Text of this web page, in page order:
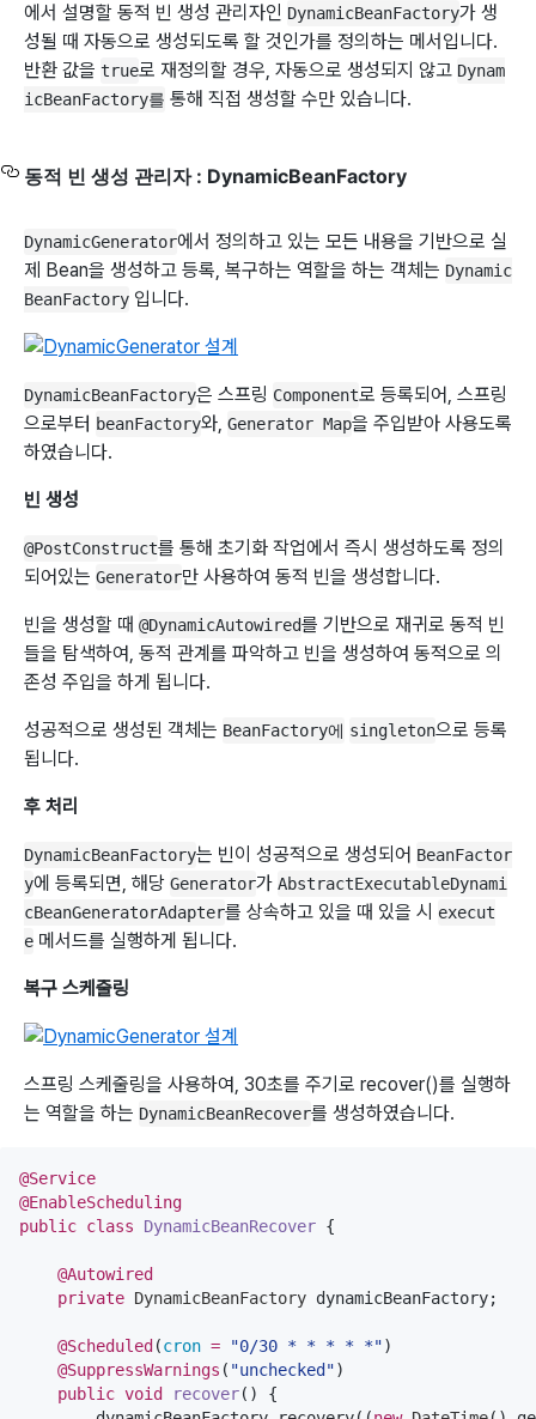
에서 설명할 동적 빈 생성 관리자인 DynamicBeanFactory가 생
성될 때 자동으로 생성되도록 할 것인가를 정의하는 메서입니다.
반환 값을 true로 재정의할 경우, 자동으로 생성되지 않고 Dynam
icBeanFactory를 통해 직접 생성할 수만 있습니다.
동적 빈 생성 관리자 : DynamicBeanFactory
DynamicGenerator에서 정의하고 있는 모든 내용을 기반으로 실
제 Bean을 생성하고 등록, 복구하는 역할을 하는 객체는 Dynamic
BeanFactory 입니다.
DynamicBeanFactory은 스프링 Component로 등록되어, 스프링
으로부터 beanFactory와, Generator Map을 주입받아 사용도록
하였습니다.
빈 생성
@PostConstruct를 통해 초기화 작업에서 즉시 생성하도록 정의
되어있는 Generator만 사용하여 동적 빈을 생성합니다.
빈을 생성할 때 @DynamicAutowired를 기반으로 재귀로 동적 빈
들을 탐색하여, 동적 관계를 파악하고 빈을 생성하여 동적으로 의
존성 주입을 하게 됩니다.
성공적으로 생성된 객체는 BeanFactory에 singleton으로 등록
됩니다.
후 처리
DynamicBeanFactory는 빈이 성공적으로 생성되어 BeanFactor
y에 등록되면, 해당 Generator가 AbstractExecutableDynami
cBeanGeneratorAdapter를 상속하고 있을 때 있을 시
execut
e 메서드를 실행하게 됩니다.
복구 스케줄링
스프링 스케줄링을 사용하여, 30초를 주기로 recover()를 실행하
는 역할을 하는 DynamicBeanRecover를 생성하였습니다.
@Service
@EnableScheduling
public class DynamicBeanRecover {
@Autowired
private DynamicBeanFactory dynamicBeanFactory;
@Scheduled (cron = "0/30 * * * * *")
@SuppressWarnings ( "unchecked ")
public void recover() {